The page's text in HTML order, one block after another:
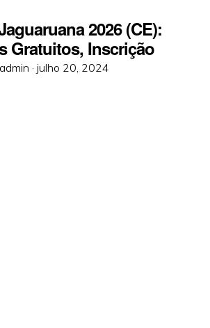
2026 (CE):
Gratuitos, Inscrição
admin · Posted
julho 20, 2024